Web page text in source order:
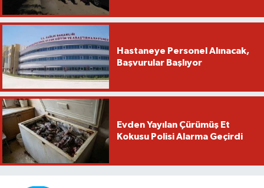
Hastaneye Personel Alınacak,
Başvurular Başlıyor
Evden Yayılan Çürümüş Et
Kokusu Polisi Alarma Geçirdi